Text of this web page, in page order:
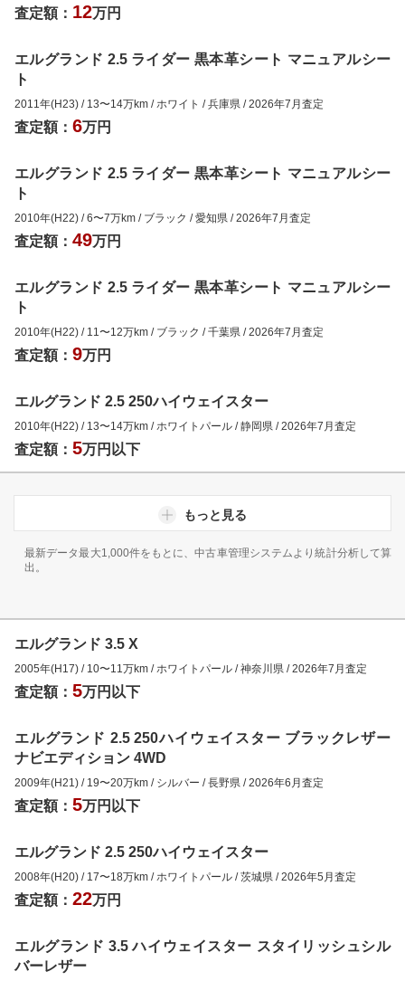
査定額： 12万円
エルグランド 2.5 ライダー 黒本革シート マニュアルシー
ト
2011年(H23) / 13〜14万km / ホワイト /兵庫県 /2026年7月査定
査定額： 6万円
エルグランド 2.5 ライダー 黒本革シート マニュアルシー
ト
2010年(H22) /6〜7万km / ブラック /愛知県 /2026年7月査定
査定額： 49万円
エルグランド 2.5 ライダー 黒本革シート マニュアルシー
ト
2010年(H22) / 11 〜12万km / ブラック /千葉県 /2026年7月査定
査定額： 9万円
エルグランド 2.5 250ハイウェイスター
2010年(H22) / 13〜14万km / ホワイトパール /静岡県 /2026年7月査定
査定額： 5万円以下
もっと見る
最新データ最大1,000件をもとに、中古車管理システムより統計分析して算
出。
エルグランド 3.5 X
2005年(H17) / 10〜11 万km / ホワイトパール /神奈川県 /2026年7月査定
査定額： 5万円以下
エルグランド 2.5 250ハイウェイスター ブラックレザー
ナビエディション 4WD
2009年(H21) / 19〜20万km / シルバー /長野県 /2026年6月査定
査定額： 5万円以下
エルグランド 2.5 250ハイウェイスター
2008年(H20) / 17〜18万km / ホワイトパール /茨城県 /2026年5月査定
査定額： 22万円
エルグランド 3.5 ハイウェイスター スタイリッシュシル
バーレザー